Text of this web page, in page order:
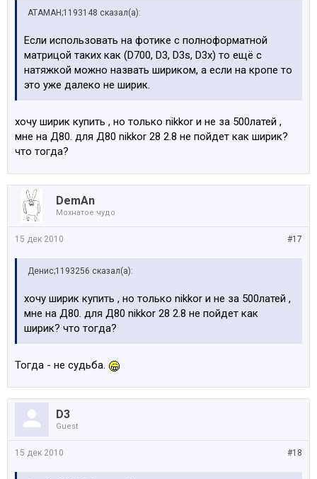
АТАМАН;1193148 сказал(а):
Если использовать на фотике с полноформатной
матрицой таких как (D700, D3, D3s, D3x) то ещё с
натяжкой можно назвать шириком, а если на кропе то
это уже далеко не ширик.
хочу ширик купить , но только nikkor и не за 500латей ,
мне на Д80. для Д80 nikkor 28 2.8 не пойдет как ширик?
что тогда?
DemAn
Мохнатое чудо
#17
15 дек 2010
Денис;1193256 сказал(а):
хочу ширик купить , но только nikkor и не за 500латей ,
мне на Д80. для Д80 nikkor 28 2.8 не пойдет как
ширик? что тогда?
Тогда - не судьба.
D3
Guest
#18
15 дек 2010